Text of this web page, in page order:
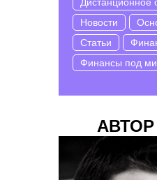
Новости
Статьи
Финансы под